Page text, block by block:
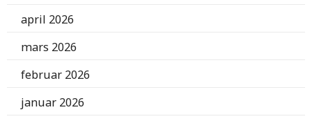
april 2026
mars 2026
februar 2026
januar 2026